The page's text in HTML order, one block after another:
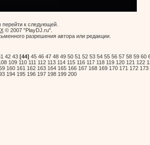
перейти к следующей.
© 2007 "PlayDJ.ru".
разрешения автора или редакции.
42 43 [44] 45 46 47 48 49 50 51 52 53 54 55 56 57 58 59 60
109 110 111 112 113 114 115 116 117 118 119 120 121 122
160 161 162 163 164 165 166 167 168 169 170 171 172 173
194 195 196 197 198 199 200